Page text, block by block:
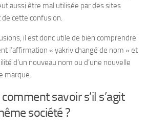
aussi être mal utilisée par des sites
cette confusion.
il est donc utile de bien comprendre
l’affirmation « yakriv changé de nom » et
d’un nouveau nom ou d’une nouvelle
marque.
savoir s’il s’agit
société ?